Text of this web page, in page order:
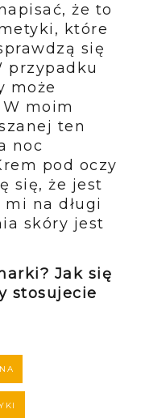
że to
które
się
przypadku
może
moim
ten
noc
pod oczy
się, że jest
na długi
skóry jest
Jak się
stosujecie